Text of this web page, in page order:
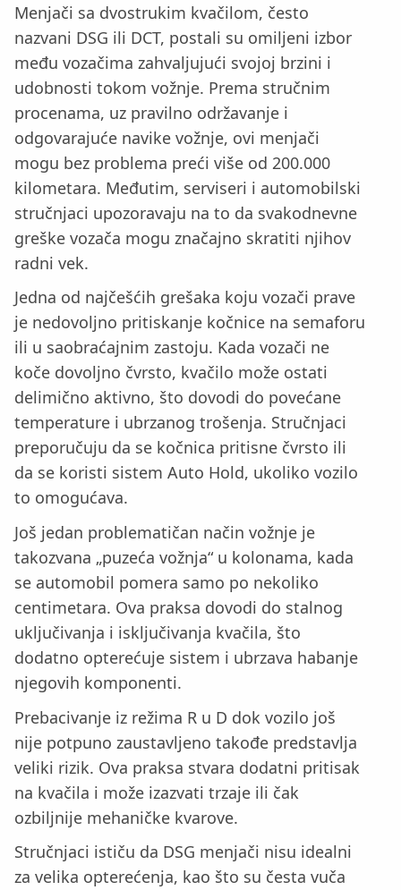
Menjači sa dvostrukim kvačilom, često
nazvani DSG ili DCT, postali su omiljeni izbor
među vozačima zahvaljujući svojoj brzini i
udobnosti tokom vožnje. Prema stručnim
procenama, uz pravilno održavanje i
odgovarajuće navike vožnje, ovi menjači
mogu bez problema preći više od 200.000
kilometara. Međutim, serviseri i automobilski
stručnjaci upozoravaju na to da svakodnevne
greške vozača mogu značajno skratiti njihov
radni vek.
Jedna od najčešćih grešaka koju vozači prave
je nedovoljno pritiskanje kočnice na semaforu
ili u saobraćajnim zastoju. Kada vozači ne
koče dovoljno čvrsto, kvačilo može ostati
delimično aktivno, što dovodi do povećane
temperature i ubrzanog trošenja. Stručnjaci
preporučuju da se kočnica pritisne čvrsto ili
da se koristi sistem Auto Hold, ukoliko vozilo
to omogućava.
Još jedan problematičan način vožnje je
takozvana „puzeća vožnja“ u kolonama, kada
se automobil pomera samo po nekoliko
centimetara. Ova praksa dovodi do stalnog
uključivanja i isključivanja kvačila, što
dodatno opterećuje sistem i ubrzava habanje
njegovih komponenti.
Prebacivanje iz režima R u D dok vozilo još
nije potpuno zaustavljeno takođe predstavlja
veliki rizik. Ova praksa stvara dodatni pritisak
na kvačila i može izazvati trzaje ili čak
ozbiljnije mehaničke kvarove.
Stručnjaci ističu da DSG menjači nisu idealni
za velika opterećenja, kao što su česta vuča